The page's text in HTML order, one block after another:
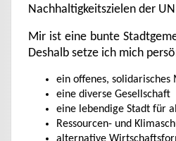
Nachhaltigkeitszielen der
Mir ist eine bunte
Deshalb setze ich mich
ein offenes, solidarisches
eine diverse Gesellschaft
eine lebendige Stadt für
Ressourcen- und